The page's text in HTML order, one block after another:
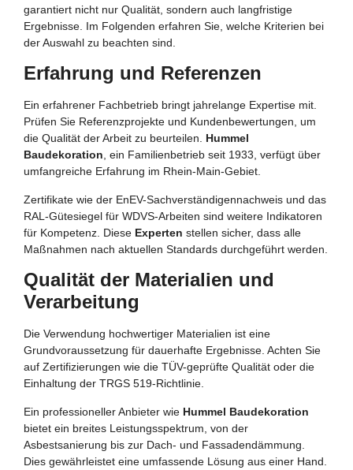
garantiert nicht nur Qualität, sondern auch langfristige
Ergebnisse. Im Folgenden erfahren Sie, welche Kriterien bei
der Auswahl zu beachten sind.
Erfahrung und Referenzen
Ein erfahrener Fachbetrieb bringt jahrelange Expertise mit.
Prüfen Sie Referenzprojekte und Kundenbewertungen, um
die Qualität der Arbeit zu beurteilen. Hummel
Baudekoration, ein Familienbetrieb seit 1933, verfügt über
umfangreiche Erfahrung im Rhein-Main-Gebiet.
Zertifikate wie der EnEV-Sachverständigennachweis und das
RAL-Gütesiegel für WDVS-Arbeiten sind weitere Indikatoren
für Kompetenz. Diese Experten stellen sicher, dass alle
Maßnahmen nach aktuellen Standards durchgeführt werden.
Qualität der Materialien und
Verarbeitung
Die Verwendung hochwertiger Materialien ist eine
Grundvoraussetzung für dauerhafte Ergebnisse. Achten Sie
auf Zertifizierungen wie die TÜV-geprüfte Qualität oder die
Einhaltung der TRGS 519-Richtlinie.
Ein professioneller Anbieter wie Hummel Baudekoration
bietet ein breites Leistungsspektrum, von der
Asbestsanierung bis zur Dach- und Fassadendämmung.
Dies gewährleistet eine umfassende Lösung aus einer Hand.